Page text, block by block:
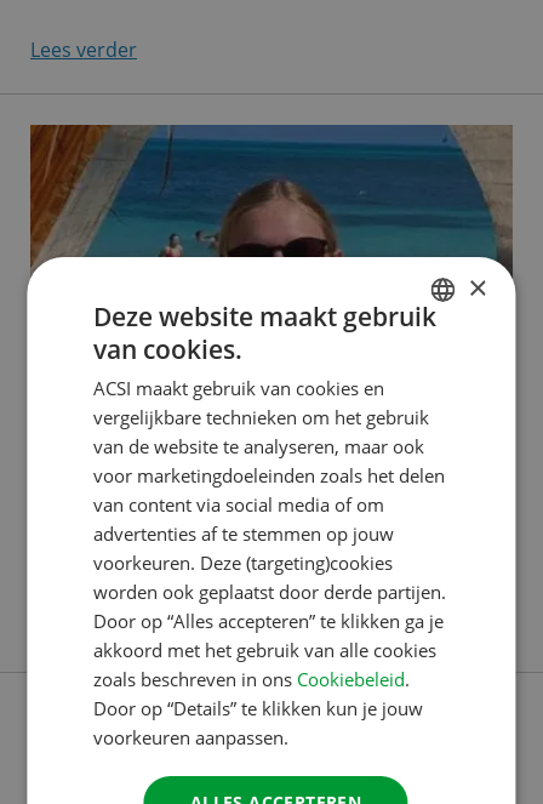
je handen “Ik werk als beeldredacteur voor ACSI.
gebruiken, waarvoor dan ook,
Lees verder
ACSI PUBLISHING
Van stageplek naar carrière: Isis
bouwt mee aan ACSI-content
Isis begon in februari 2023 bij ACSI. Ze kwam binnen
als stagiaire, maar werkt inmiddels al even in dienst.
Mét een vast contract voordat ze 20 jaar werd. Ze
vertelt meer over haar werk als medewerker
videocontent. TikTok-trends en een groot
jubileumproject “Onze videocontent is heel
verschillend, en mijn werk daarmee dus ook. Het ligt
Lees verder
FRENCH
GERMAN
SPANISH
SWEDISH
×
Deze website maakt gebruik
van cookies.
ACSI maakt gebruik van cookies en
vergelijkbare technieken om het gebruik
van de website te analyseren, maar ook
voor marketingdoeleinden zoals het delen
van content via social media of om
advertenties af te stemmen op jouw
voorkeuren. Deze (targeting)cookies
worden ook geplaatst door derde partijen.
Door op “Alles accepteren” te klikken ga je
akkoord met het gebruik van alle cookies
zoals beschreven in ons Cookiebeleid.
Door op “Details” te klikken kun je jouw
voorkeuren aanpassen.